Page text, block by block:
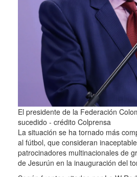
El presidente de la Federación
sucedido - crédito Colprensa
La situación se ha tornado más
al fútbol, que consideran
patrocinadores multinacionales de
de Jesurún en la inauguración del